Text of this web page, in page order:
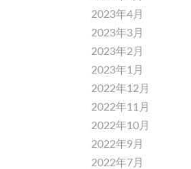
2023年4月
2023年3月
2023年2月
2023年1月
2022年12月
2022年11月
2022年10月
2022年9月
2022年7月